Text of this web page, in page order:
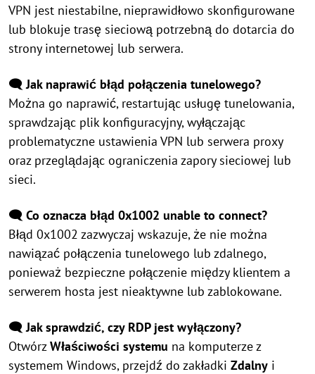
VPN jest niestabilne, nieprawidłowo skonfigurowane
lub blokuje trasę sieciową potrzebną do dotarcia do
strony internetowej lub serwera.
🗨️ Jak naprawić błąd połączenia tunelowego?
Można go naprawić, restartując usługę tunelowania,
sprawdzając plik konfiguracyjny, wyłączając
problematyczne ustawienia VPN lub serwera proxy
oraz przeglądając ograniczenia zapory sieciowej lub
sieci.
🗨️ Co oznacza błąd 0x1002 unable to connect?
Błąd 0x1002 zazwyczaj wskazuje, że nie można
nawiązać połączenia tunelowego lub zdalnego,
ponieważ bezpieczne połączenie między klientem a
serwerem hosta jest nieaktywne lub zablokowane.
🗨️ Jak sprawdzić, czy RDP jest wyłączony?
OtwórzWłaściwości systemu na komputerze z
systemem Windows, przejdź do zakładki Zdalny i